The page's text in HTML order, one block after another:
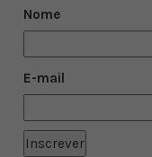
Nome
E-mail